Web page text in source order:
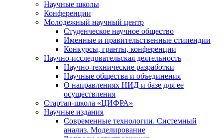
Научные школы
Конференции
Молодежный научный центр
Студенческое научное общество
Именные и правительственные стипендии
Конкурсы, гранты, конференции
Научно-исследовательская деятельность
Научно-технические разработки
Научные общества и объединения
О направлениях НИД и базе для ее
осуществления
Стартап-школа «ЦИФРА»
Научные издания
Современные технологии. Системный
анализ. Моделирование